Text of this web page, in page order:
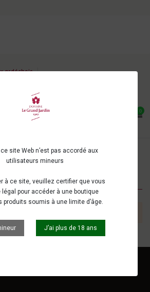
ce site Web n’est pas accordé aux
utilisateurs mineurs
à ce site, veuillez certifier que vous
légal pour accéder à une boutique
produits soumis à une limite d’âge.
J’ai plus de 18 ans
ardéchois
expérience !
0
ARTISANALES Bières ambrées